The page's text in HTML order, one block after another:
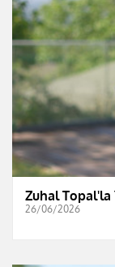
Zuhal Topal'la
26/06/2026